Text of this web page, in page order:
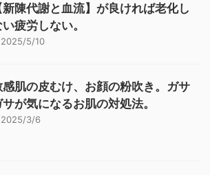
新陳代謝と血流】が良ければ老化し
疲労しない。
2025/5/10
感肌の皮むけ、お顔の粉吹き。ガサ
サが気になるお肌の対処法。
2025/3/6